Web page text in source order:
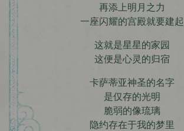
再添上明月之力
一座闪耀的宫殿就要建起
这就是星星的家园
这便是心灵的归宿
卡萨蒂亚神圣的名字
是仅存的光明
脆弱的像琉璃
隐约存在于我的梦里